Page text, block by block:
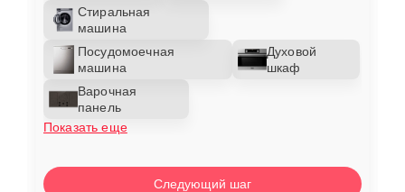
Стиральная
машина
Посудомоечная
машина
Духовой
шкаф
Варочная
панель
Показать еще
Следующий шаг